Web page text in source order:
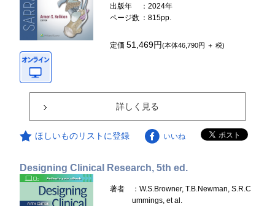
出版年
：2024年
ページ数 ：815pp.
定価51,469円(本体46,790円 ＋ 税)
詳しく見る
ほしいものリストに登録 いいね
Designing Clinical Research, 5th ed.
著者
：W.S.Browner, T.B.Newman, S.R.C
ummings, et al.